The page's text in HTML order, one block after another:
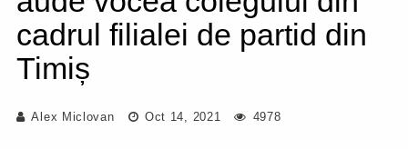
cadrul filialei de partid din
Timiș
Alex Miclovan Oct 14, 2021 4978